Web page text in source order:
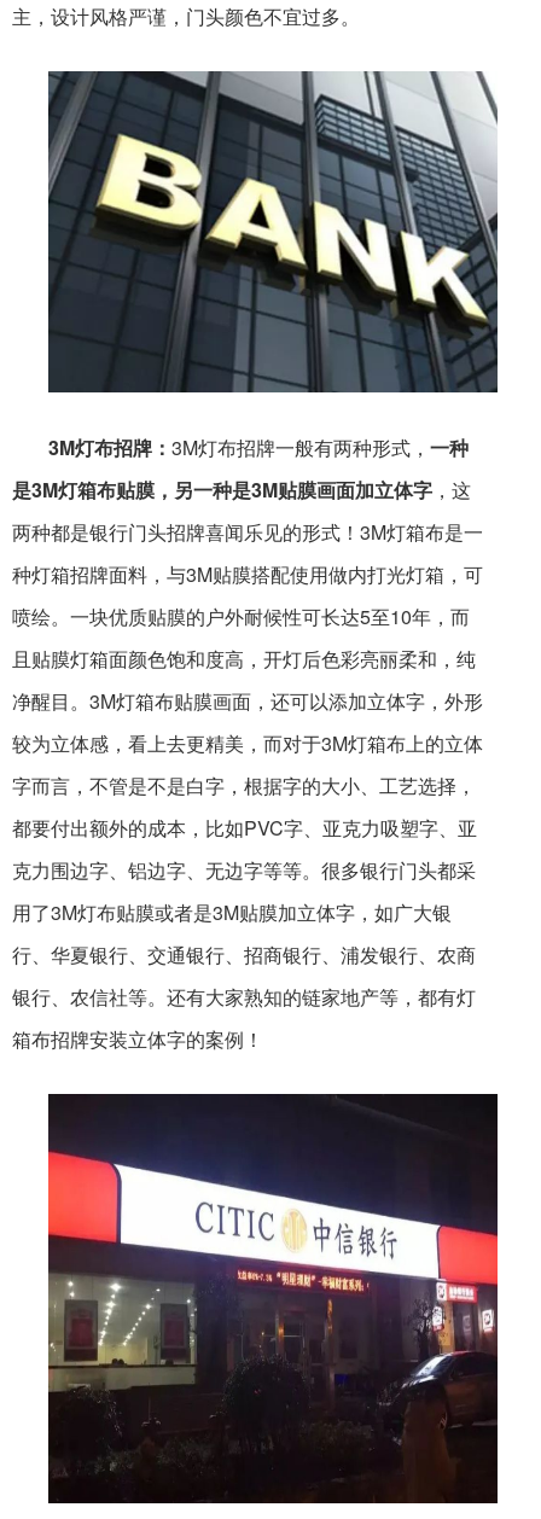
主，设计风格严谨，门头颜色不宜过多。
3M灯布招牌： 3M灯布招牌一般有两种形式， 一种
是3M灯箱布贴膜，另一种是3M贴膜画面加立体字 ，这
两种都是银行门头招牌喜闻乐见的形式！3M灯箱布是一
种灯箱招牌面料，与3M贴膜搭配使用做内打光灯箱，可
喷绘。一块优质贴膜的户外耐候性可长达5至10年，而
且贴膜灯箱面颜色饱和度高，开灯后色彩亮丽柔和，纯
净醒目。3M灯箱布贴膜画面，还可以添加立体字，外形
较为立体感，看上去更精美，而对于3M灯箱布上的立体
字而言，不管是不是白字，根据字的大小、工艺选择，
都要付出额外的成本，比如PVC字、亚克力吸塑字、亚
克力围边字、铝边字、无边字等等。很多银行门头都采
用了3M灯布贴膜或者是3M贴膜加立体字，如广大银
行、华夏银行、交通银行、招商银行、浦发银行、农商
银行、农信社等。还有大家熟知的链家地产等，都有灯
箱布招牌安装立体字的案例！